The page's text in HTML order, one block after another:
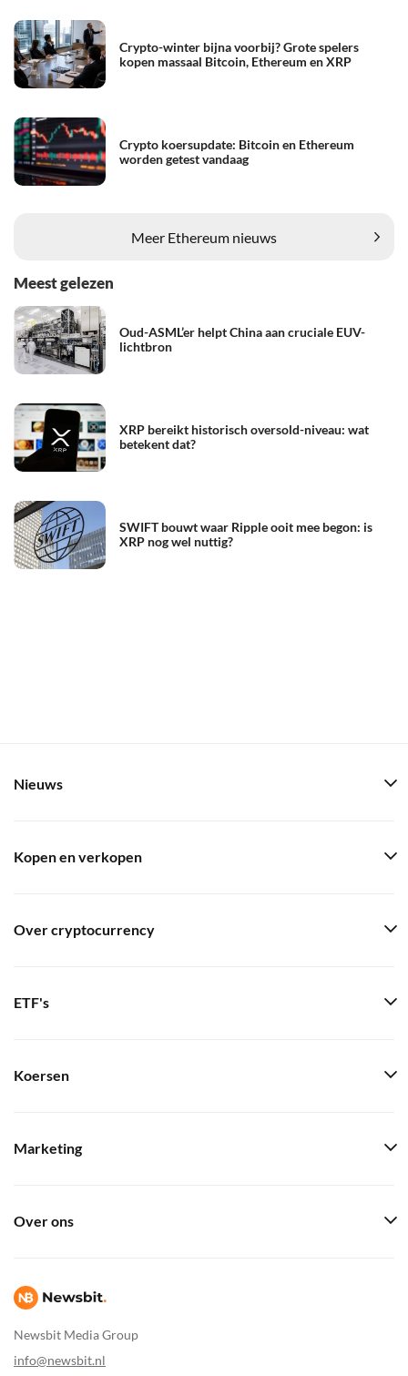
Crypto-winter bijna voorbij? Grote spelers
kopen massaal Bitcoin, Ethereum en XRP
Crypto koersupdate: Bitcoin en Ethereum
worden getest vandaag
Meer Ethereum nieuws
Meest gelezen
Oud-ASML’er helpt China aan cruciale EUV-
lichtbron
XRP bereikt historisch oversold-niveau: wat
betekent dat?
SWIFT bouwt waar Ripple ooit mee begon: is
XRP nog wel nuttig?
Newsbit Media Group
info@newsbit.nl
Nieuws
Kopen en verkopen
Over cryptocurrency
ETF's
Koersen
Marketing
Over ons